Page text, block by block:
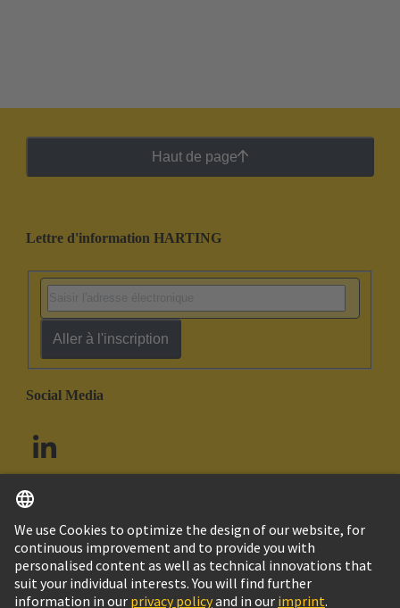
Haut de page
Lettre d'information HARTING
Aller à l'inscription
Social Media
Canada Français